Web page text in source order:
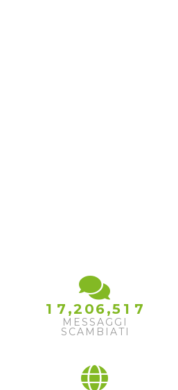
1 7 ,2 06,5 1 7
MESSAGGI
SCAMBIATI